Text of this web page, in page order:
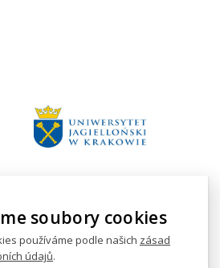
soubory cookies
používáme podle našich zásad
údajů.